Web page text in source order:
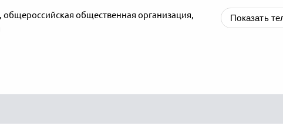
, общероссийская общественная организация,
Показать